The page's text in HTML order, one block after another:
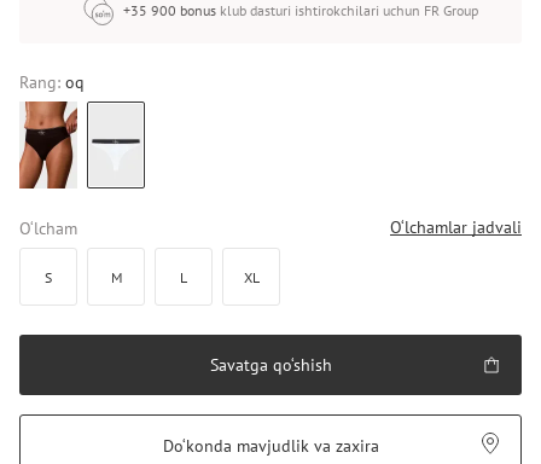
+35 900 bonus klub dasturi ishtirokchilari uchun FR Group
Rang: oq
O‘lcham O‘lchamlar jadvali
S M L XL
Savatga qo‘shish
Do‘konda mavjudlik va zaxira